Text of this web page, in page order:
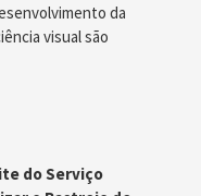
da
visual são
do Serviço